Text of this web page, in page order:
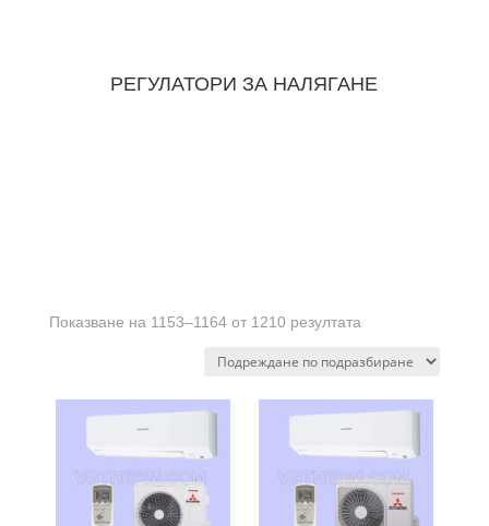
РЕГУЛАТОРИ ЗА НАЛЯГАНЕ
Показване на 1153–1164 от 1210 резултата